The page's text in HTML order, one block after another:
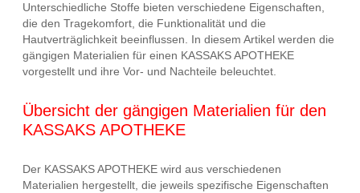
Unterschiedliche Stoffe bieten verschiedene Eigenschaften,
die den Tragekomfort, die Funktionalität und die
Hautverträglichkeit beeinflussen. In diesem Artikel werden die
gängigen Materialien für einen KASSAKS APOTHEKE
vorgestellt und ihre Vor- und Nachteile beleuchtet.
Übersicht der gängigen Materialien für den
KASSAKS APOTHEKE
Der KASSAKS APOTHEKE wird aus verschiedenen
Materialien hergestellt, die jeweils spezifische Eigenschaften